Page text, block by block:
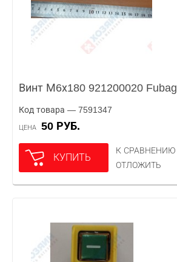
Винт М6х180 921200020 Fubag
Код товара — 7591347
ЦЕНА 50 РУБ.
КУПИТЬ
К СРАВНЕНИЮ
ОТЛОЖИТЬ